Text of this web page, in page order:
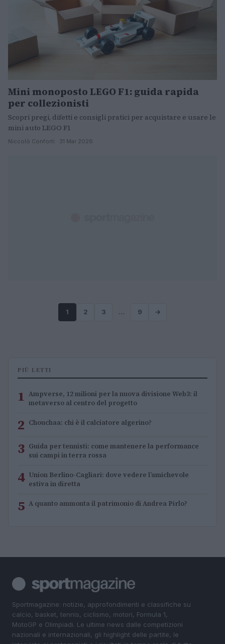
Mini monoposto LEGO F1: guida rapida
per collezionisti
Scopri pregi, difetti e consigli pratici per acquistare e usare le
mini auto LEGO F1
Niccolò Conforti · 31 Mar 2026
1 2 3 … 9 →
PIÙ LETTI
1 Ampverse, 12 milioni per la nuova divisione Web3: il
metaverso al centro del progetto
2 Chouchaa: chi è il calciatore algerino?
3 Guida per tennisti: come mantenere la performance
sui campi in terra rossa
4 Union Berlino-Cagliari: dove vedere l’amichevole
estiva in diretta
5 A quanto ammonta il patrimonio di Andrea Pirlo?
Sportmagazine: notizie, approfondimenti e classifiche su
calcio, basket, tennis, ciclismo, motori, Formula 1,
MotoGP e Olimpiadi. Le ultime news dalle competizioni
nazionali e internazionali, gli highlight delle partite, le